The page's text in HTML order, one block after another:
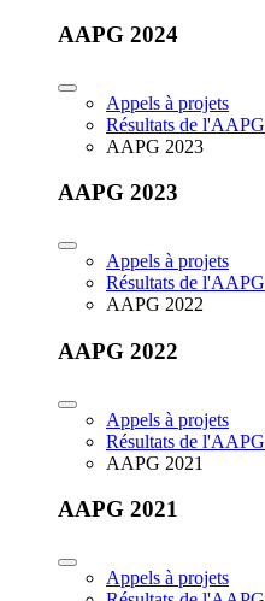
AAPG 2024
Appels à projets
Résultats de l'AAPG
AAPG 2023
AAPG 2023
Appels à projets
Résultats de l'AAPG
AAPG 2022
AAPG 2022
Appels à projets
Résultats de l'AAPG
AAPG 2021
AAPG 2021
Appels à projets